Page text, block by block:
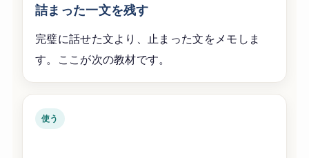
詰まった一文を残す
完璧に話せた文より、止まった文をメモしま
す。ここが次の教材です。
使う